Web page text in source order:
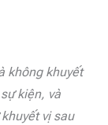
không khuyết
kiện, và
vị sau